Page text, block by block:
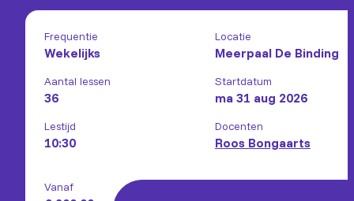
Frequentie
Wekelijks
Locatie
Meerpaal De Binding
Aantal lessen
36
Startdatum
ma 31 aug 2026
Lestijd
10:30
Docenten
Roos Bongaarts
Vanaf